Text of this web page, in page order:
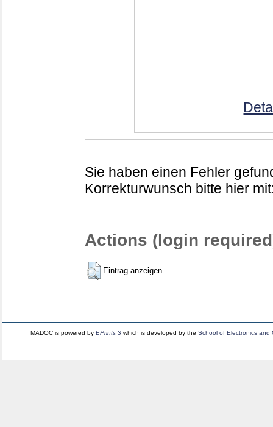
Sie haben einen Fehler
Korrekturwunsch bitte hier
Actions (login
Eintrag anzeigen
MADOC is powered byEPrints 3 which is developed by theSchool of Electronics and